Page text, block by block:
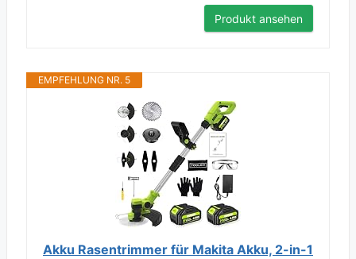
Produkt ansehen
EMPFEHLUNG NR. 5
Akku Rasentrimmer für Makita Akku, 2-in-1